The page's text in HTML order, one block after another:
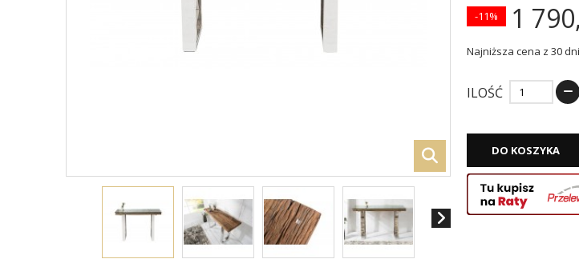
1
-11%
Najniższa cena z 30
ILOŚĆ
DO KOSZYKA